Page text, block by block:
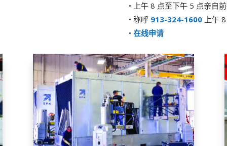
• 上午 8 点至下午 5 点亲自
• 称呼 913-324-1600上午 8
• 在线申请